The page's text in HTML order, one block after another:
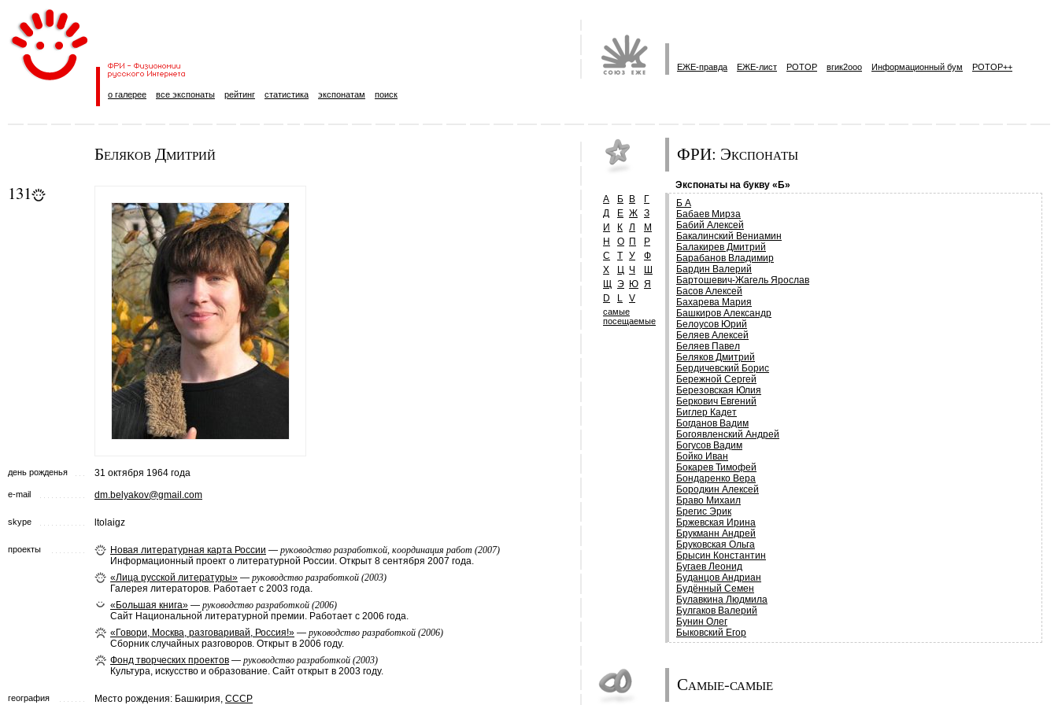
о галерее все экспонаты рейтинг статистика экспонатам поиск
ЕЖЕ-правда ЕЖЕ-лист РОТОР вгик2ooo Информационный бум РОТОР++
Беляков Дмитрий
131
день рожденья 31 октября 1964 года
e-mail dm.belyakov@gmail.com
skype ltolaigz
проекты Новая литературная карта России — руководство разработкой, координация работ (2007)
Информационный проект о литературной России. Открыт 8 сентября 2007 года.
«Лица русской литературы» — руководство разработкой (2003)
Галерея литераторов. Работает с 2003 года.
«Большая книга» — руководство разработкой (2006)
Сайт Национальной литературной премии. Работает с 2006 года.
«Говори, Москва, разговаривай, Россия!» — руководство разработкой (2006)
Cборник случайных разговоров. Открыт в 2006 году.
Фонд творческих проектов — руководство разработкой (2003)
Культура, искусство и образование. Сайт открыт в 2003 году.
география Место рождения: Башкирия, СССР
ФРИ: Экспонаты
А Б В
Г
Д
Е Ж З
И
К Л
М
Н
О П
Р
С
Т У
Ф
Х
Ц Ч
Ш
Щ Э Ю Я
D
L V
самые
посещаемые
Экспонаты на букву «Б»
Б А
Бабаев Мирза
Бабий Алексей
Бакалинский Вениамин
Балакирев Дмитрий
Барабанов Владимир
Бардин Валерий
Бартошевич-Жагель Ярослав
Басов Алексей
Бахарева Мария
Башкиров Александр
Белоусов Юрий
Беляев Алексей
Беляев Павел
Беляков Дмитрий
Бердичевский Борис
Бережной Сергей
Березовская Юлия
Беркович Евгений
Биглер Кадет
Богданов Вадим
Богоявленский Андрей
Богусов Вадим
Бойко Иван
Бокарев Тимофей
Бондаренко Вера
Бородкин Алексей
Браво Михаил
Брегис Эрик
Бржевская Ирина
Брукманн Андрей
Бруковская Ольга
Брысин Константин
Бугаев Леонид
Буданцов Андриан
Будённый Семен
Булавкина Людмила
Булгаков Валерий
Бунин Олег
Быковский Егор
Самые-самые